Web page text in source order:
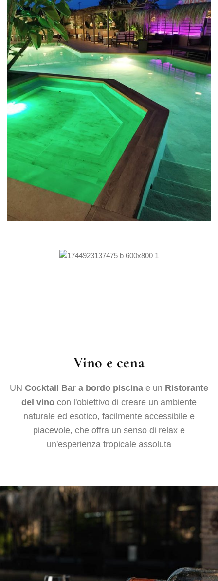
Vino e cena
UN Cocktail Bar a bordo piscina e un Ristorante
del vino con l'obiettivo di creare un ambiente
naturale ed esotico, facilmente accessibile e
piacevole, che offra un senso di relax e
un'esperienza tropicale assoluta